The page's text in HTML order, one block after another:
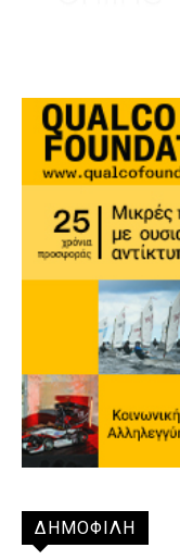
ΔΗΜΟΦΙΛΗ